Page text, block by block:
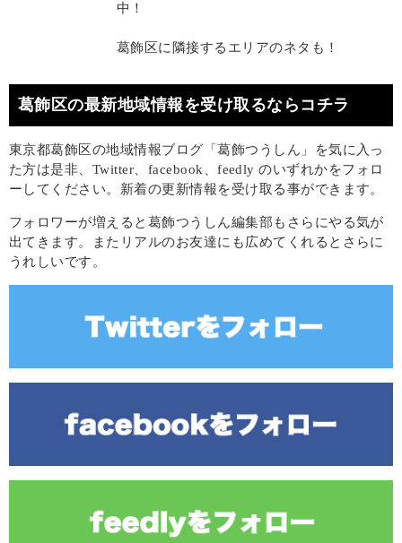
中！
葛飾区に隣接するエリアのネタも！
葛飾区の最新地域情報を受け取るならコチラ
東京都葛飾区の地域情報ブログ「葛飾つうしん」を気に入っ
た方は是非、Twitter、facebook、feedly のいずれかをフォロ
ーしてください。新着の更新情報を受け取る事ができます。
フォロワーが増えると葛飾つうしん編集部もさらにやる気が
出てきます。またリアルのお友達にも広めてくれるとさらに
うれしいです。